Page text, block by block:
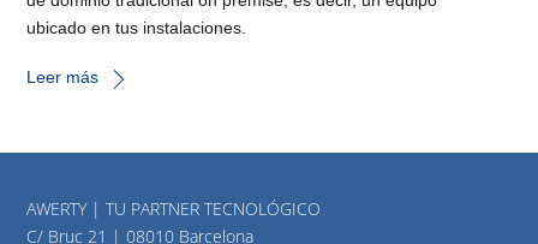
ubicado en tus instalaciones.
Leer más
AWERTY | TU PARTNER TECNOLÓGICO
C/ Bruc 21 | 08010 Barcelona